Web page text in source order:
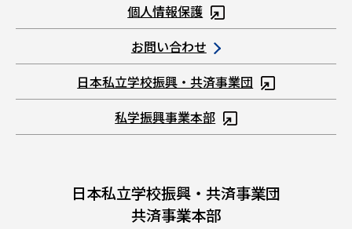
個人情報保護
お問い合わせ
日本私立学校振興・共済事業団
私学振興事業本部
日本私立学校振興・共済事業団
共済事業本部